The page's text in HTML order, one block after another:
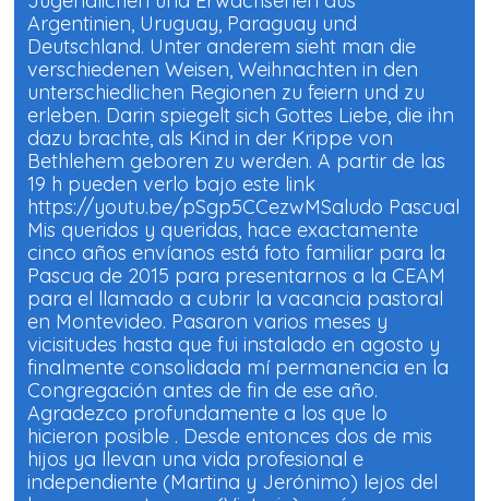
Argentinien, Uruguay, Paraguay und
Deutschland. Unter anderem sieht man die
verschiedenen Weisen, Weihnachten in den
unterschiedlichen Regionen zu feiern und zu
erleben. Darin spiegelt sich Gottes Liebe, die ihn
dazu brachte, als Kind in der Krippe von
Bethlehem geboren zu werden. A partir de las
19 h pueden verlo bajo este link
https://youtu.be/pSgp5CCezwMSaludo Pascual
Mis queridos y queridas, hace exactamente
cinco años envíanos está foto familiar para la
Pascua de 2015 para presentarnos a la CEAM
para el llamado a cubrir la vacancia pastoral
en Montevideo. Pasaron varios meses y
vicisitudes hasta que fui instalado en agosto y
finalmente consolidada mí permanencia en la
Congregación antes de fin de ese año.
Agradezco profundamente a los que lo
hicieron posible . Desde entonces dos de mis
hijos ya llevan una vida profesional e
independiente (Martina y Jerónimo) lejos del